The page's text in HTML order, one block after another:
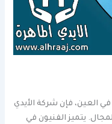
فإن شركة الأيدي
يتميز الفنيون في